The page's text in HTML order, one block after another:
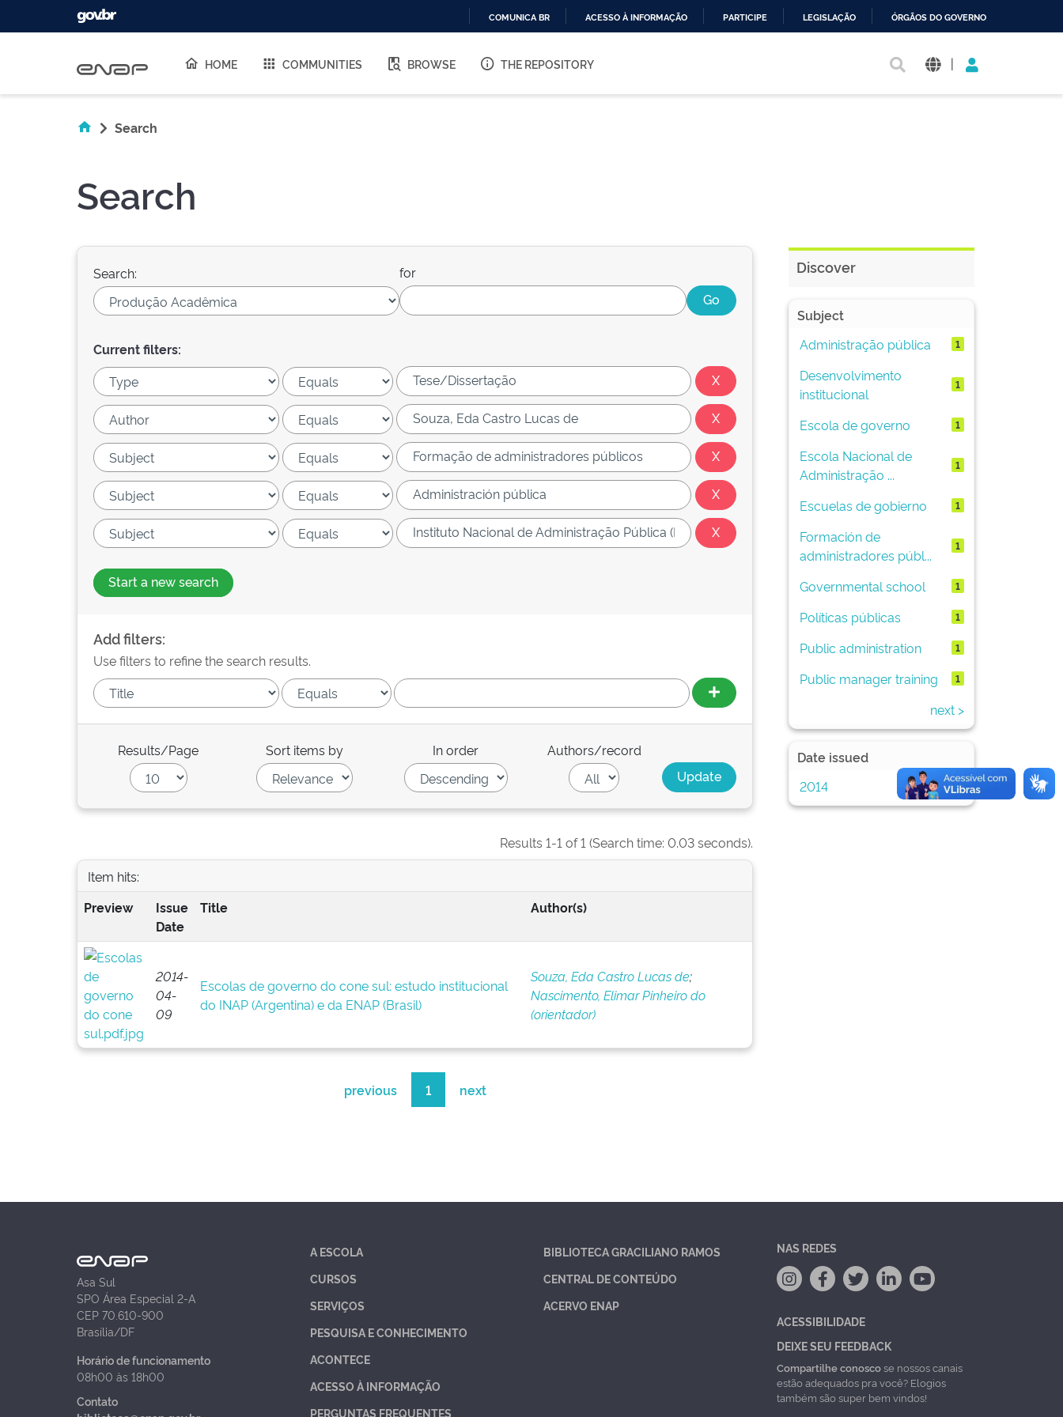
O
COMUNICA BR ACESSO À INFORMAÇÃO PARTICIPE LEGISLAÇÃO ÓRGÃOS DO GOVERNO
HOME COMMUNITIES BROWSE THE REPOSITORY |
Search
Search
Search: for
Current filters:
Start a new search
Add filters:
Use filters to refine the search results.
Results/Page Sort items by In order Authors/record
Results 1-1 of 1 (Search time: 0.03 seconds).
Item hits:
Preview
Issue
Date
Title Author(s)
2014-
04-
09
Escolas de governo do cone sul: estudo institucional
do INAP (Argentina) e da ENAP (Brasil)
Souza, Eda Castro Lucas de;
Nascimento, Elimar Pinheiro do
(orientador)
previous 1 next
Discover
Subject
Administração pública
1
Desenvolvimento
institucional
1
Escola de governo 1
Escola Nacional de
Administração ...
1
Escuelas de gobierno 1
Formación de
administradores públ...
1
Governmental school 1
Políticas públicas 1
Public administration 1
Public manager training 1
next >
Date issued
2014
1
Asa Sul
SPO Área Especial 2-A
CEP 70.610-900
Brasília/DF
Horário de funcionamento
08h00 às 18h00
Contato
A ESCOLA
CURSOS
SERVIÇOS
PESQUISA E CONHECIMENTO
ACONTECE
ACESSO À INFORMAÇÃO
PERGUNTAS FREQUENTES
BIBLIOTECA GRACILIANO RAMOS
CENTRAL DE CONTEÚDO
ACERVO ENAP
NAS REDES
ACESSIBILIDADE
DEIXE SEU FEEDBACK
Compartilhe conoscose nossos canais
estão adequados pra você? Elogios
também são super bem vindos!